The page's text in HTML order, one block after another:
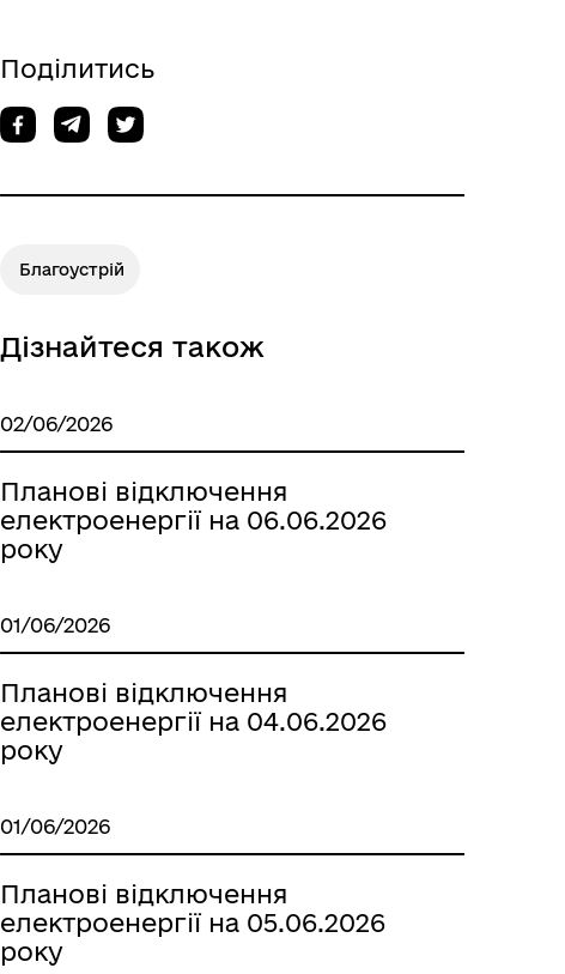
Поділитись
Благоустрій
Дізнайтеся також
02/06/2026
Планові відключення
електроенергії на 06.06.2026
року
01/06/2026
Планові відключення
електроенергії на 04.06.2026
року
01/06/2026
Планові відключення
електроенергії на 05.06.2026
року